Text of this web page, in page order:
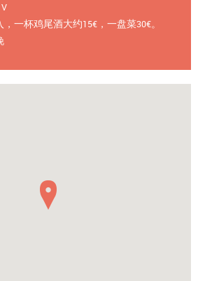
，一杯鸡尾酒大约15€，一盘菜30€。